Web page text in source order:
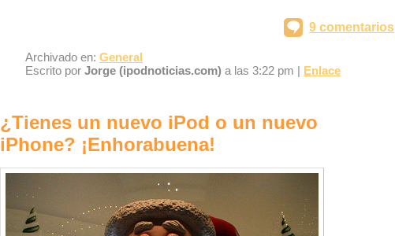
9 comentarios
Archivado en: General
Escrito por Jorge (ipodnoticias.com) a las 3:22 pm | Enlace
¿Tienes un nuevo iPod o un nuevo
iPhone? ¡Enhorabuena!